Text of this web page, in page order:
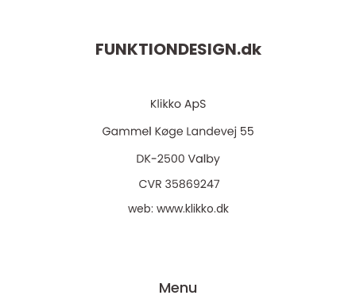
FUNKTIONDESIGN.dk
web: www.klikko.dk
Menu